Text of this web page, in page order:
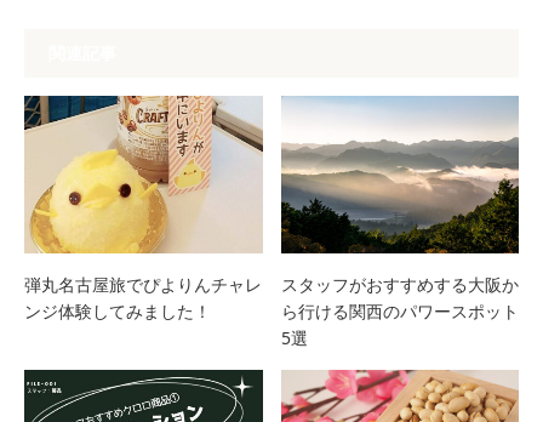
弾丸名古屋旅でぴよりんチャレ
ンジ体験してみました！
スタッフがおすすめする大阪か
ら行ける関西のパワースポット
5選